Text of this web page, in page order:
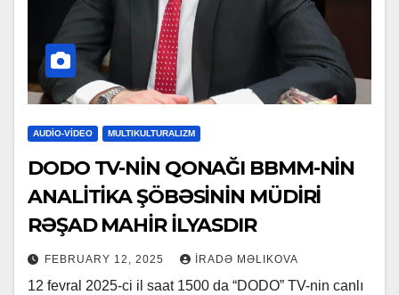
AUDİO-VİDEO MULTIKULTURALIZM
DODO TV-NİN QONAĞI BBMM-NİN
ANALİTİKA ŞÖBƏSİNİN MÜDİRİ
RƏŞAD MAHİR İLYASDIR
FEBRUARY 12, 2025 İRADƏ MƏLIKOVA
12 fevral 2025-ci il saat 1500 da “DODO” TV-nin canlı